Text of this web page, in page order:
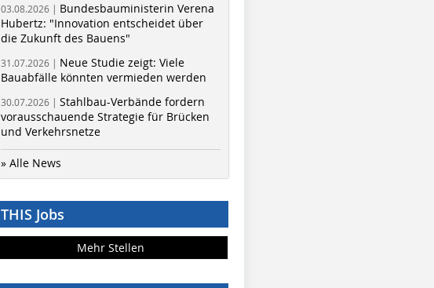
03.08.2026 | Bundesbauministerin Verena
Hubertz: "Innovation entscheidet über
die Zukunft des Bauens"
31.07.2026 | Neue Studie zeigt: Viele
Bauabfälle könnten vermieden werden
30.07.2026 | Stahlbau-Verbände fordern
vorausschauende Strategie für Brücken
und Verkehrsnetze
» Alle News
THIS Jobs
Mehr Stellen